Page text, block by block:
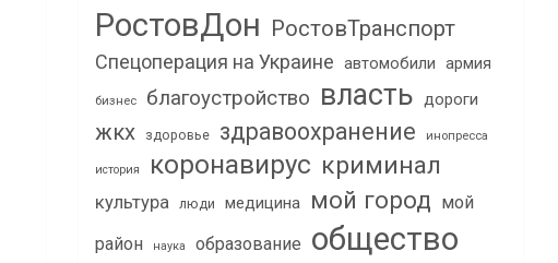
РостовДон РостовТранспорт
Спецоперация на Украине автомобили армия
бизнес благоустройство власть дороги
жкх здоровье здравоохранение инопресса
история коронавирус криминал
культура люди медицина мой город мой
район
наука образование общество